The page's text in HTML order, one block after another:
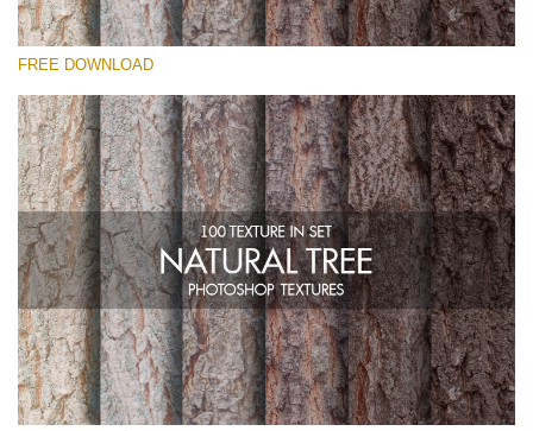
Si prega di Selezionare
Small 800*533px
Natural Tree
(100 Textures)
Large 6000*4000px
Entire Collection
(1783 Overlays)
Large 6000*4000px
FREE DOWNLOAD